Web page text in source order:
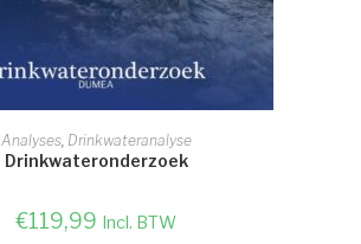
SELECTEER OPTIE
Analyses, Drinkwateranalyse
Drinkwateronderzoek
€119,99 Incl. BTW